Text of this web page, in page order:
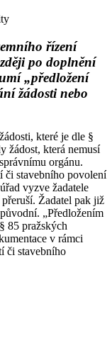
řízení
po doplnění
„předložení
žádosti nebo
které je dle §
žádost, která nemusí
orgánu.
či stavebního povolení
vyzve žadatele
Žadatel pak již
„Předložením
85 pražských
v rámci
či stavebního